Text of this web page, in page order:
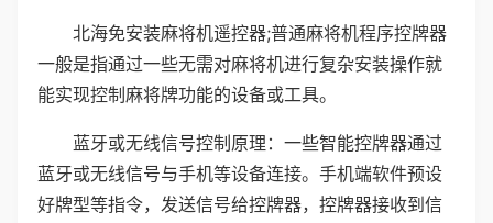
北海免安装麻将机遥控器;普通麻将机程序控牌器
一般是指通过一些无需对麻将机进行复杂安装操作就
能实现控制麻将牌功能的设备或工具。
蓝牙或无线信号控制原理：一些智能控牌器通过
蓝牙或无线信号与手机等设备连接。手机端软件预设
好牌型等指令，发送信号给控牌器，控牌器接收到信